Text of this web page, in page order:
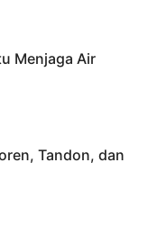
Menjaga Air
Tandon, dan